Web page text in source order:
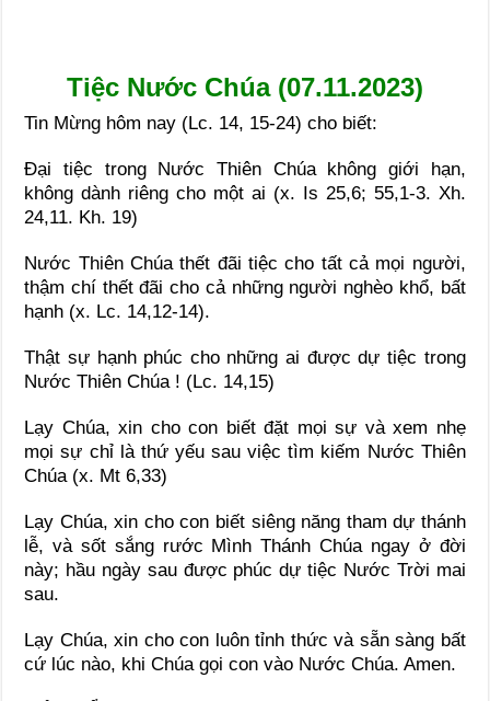
Tiệc Nước Chúa (07.11.2023)
Tin Mừng hôm nay (Lc. 14, 15-24) cho biết:
Đại tiệc trong Nước Thiên Chúa không giới hạn,
không dành riêng cho một ai (x. Is 25,6; 55,1-3. Xh.
24,11. Kh. 19)
Nước Thiên Chúa thết đãi tiệc cho tất cả mọi người,
thậm chí thết đãi cho cả những người nghèo khổ, bất
hạnh (x. Lc. 14,12-14).
Thật sự hạnh phúc cho những ai được dự tiệc trong
Nước Thiên Chúa ! (Lc. 14,15)
Lạy Chúa, xin cho con biết đặt mọi sự và xem nhẹ
mọi sự chỉ là thứ yếu sau việc tìm kiếm Nước Thiên
Chúa (x. Mt 6,33)
Lạy Chúa, xin cho con biết siêng năng tham dự thánh
lễ, và sốt sắng rước Mình Thánh Chúa ngay ở đời
này; hầu ngày sau được phúc dự tiệc Nước Trời mai
sau.
Lạy Chúa, xin cho con luôn tỉnh thức và sẵn sàng bất
cứ lúc nào, khi Chúa gọi con vào Nước Chúa. Amen.